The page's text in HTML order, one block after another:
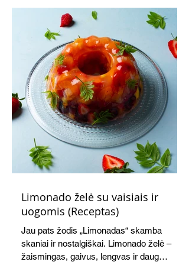
Limonado želė su vaisiais ir
uogomis (Receptas)
Jau pats žodis „Limonadas“ skamba
skaniai ir nostalgiškai. Limonado želė –
žaismingas, gaivus, lengvas ir daug